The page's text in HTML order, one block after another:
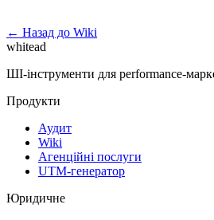
← Назад до Wiki
whitead
ШІ-інструменти для performance-
Продукти
Аудит
Wiki
Агенційні послуги
UTM-генератор
Юридичне